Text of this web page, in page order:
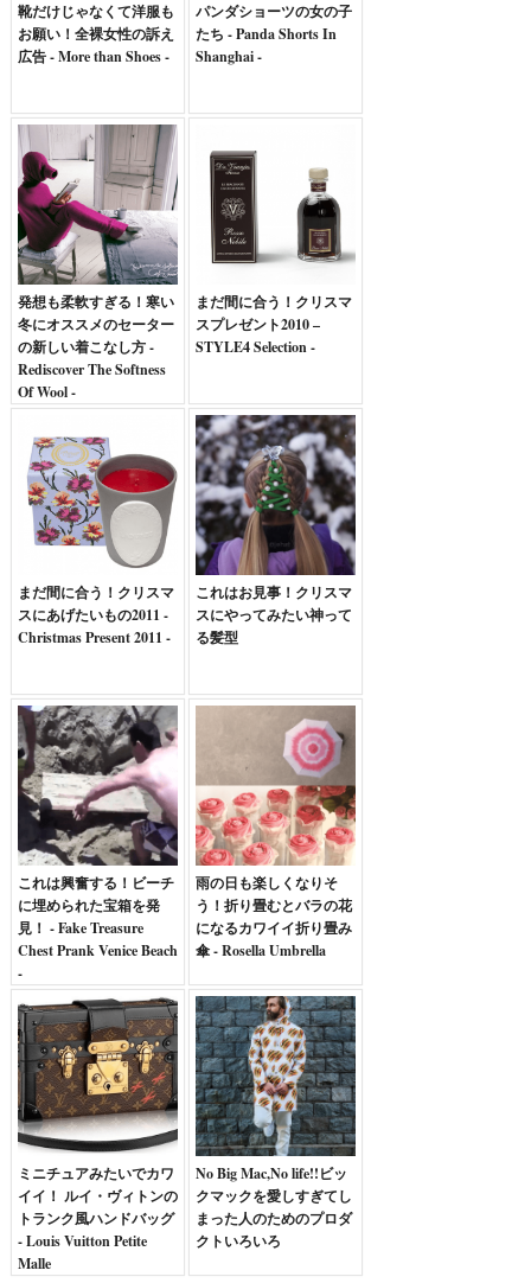
靴だけじゃなくて洋服も
お願い！全裸女性の訴え
広告 - More than Shoes -
パンダショーツの女の子
たち - Panda Shorts In
Shanghai -
発想も柔軟すぎる！寒い
冬にオススメのセーター
の新しい着こなし方 -
Rediscover The Softness
Of Wool -
まだ間に合う！クリスマ
スプレゼント2010 –
STYLE4 Selection -
まだ間に合う！クリスマ
スにあげたいもの2011 -
Christmas Present 2011 -
これはお見事！クリスマ
スにやってみたい神って
る髪型
これは興奮する！ビーチ
に埋められた宝箱を発
見！ - Fake Treasure
Chest Prank Venice Beach
-
雨の日も楽しくなりそ
う！折り畳むとバラの花
になるカワイイ折り畳み
傘 - Rosella Umbrella
ミニチュアみたいでカワ
イイ！ ルイ・ヴィトンの
トランク風ハンドバッグ
- Louis Vuitton Petite
Malle
No Big Mac,No life!!ビッ
クマックを愛しすぎてし
まった人のためのプロダ
クトいろいろ